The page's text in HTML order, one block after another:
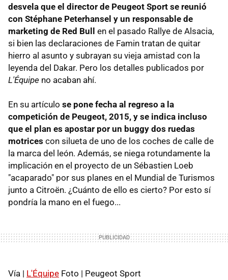
desvela que el director de Peugeot Sport se reunió
con Stéphane Peterhansel y un responsable de
marketing de Red Bull en el pasado Rallye de Alsacia,
si bien las declaraciones de Famin tratan de quitar
hierro al asunto y subrayan su vieja amistad con la
leyenda del Dakar. Pero los detalles publicados por
L'Équipe no acaban ahí.
En su artículo se pone fecha al regreso a la
competición de Peugeot, 2015, y se indica incluso
que el plan es apostar por un buggy dos ruedas
motrices con silueta de uno de los coches de calle de
la marca del león. Además, se niega rotundamente la
implicación en el proyecto de un Sébastien Loeb
"acaparado" por sus planes en el Mundial de Turismos
junto a Citroën. ¿Cuánto de ello es cierto? Por esto sí
pondría la mano en el fuego...
Vía | L'Équipe Foto | Peugeot Sport